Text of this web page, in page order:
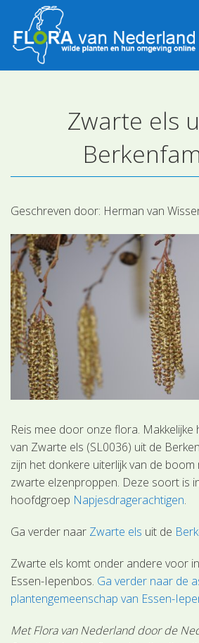
Plantensoorten
Determineren
Zwarte els
Geschreven door: Herman van
Reis mee door onze flora. Makkelijke
van Zwarte els (SL0036) uit de
zijn het donkere uiterlijk van de
zwarte elzenproppen. Deze soort is
hoofdgroep Napjesdragerachtigen.
Ga verder naar Zwarte els uit de
Zwarte els komt onder andere voor
Essen-Iepenbos. Ga verder naar de
plantengemeenschap van Essen-
Met Flora van Nederland door de